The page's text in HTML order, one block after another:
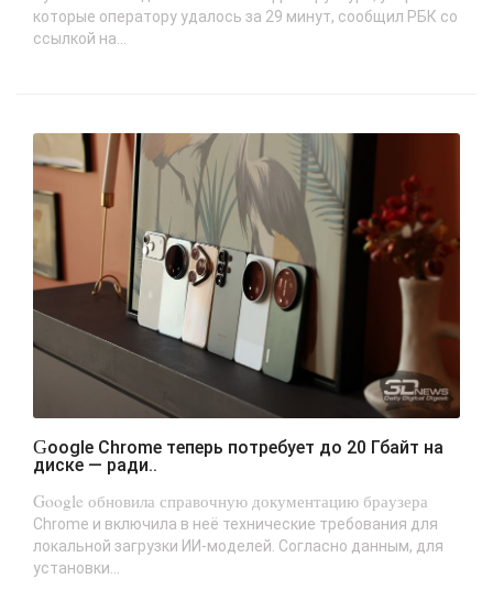
которые оператору удалось за 29 минут, сообщил РБК со
ссылкой на...
Google Chrome теперь потребует до 20 Гбайт на
диске — ради..
Google обновила справочную документацию браузера
Chrome и включила в неё технические требования для
локальной загрузки ИИ-моделей. Согласно данным, для
установки...